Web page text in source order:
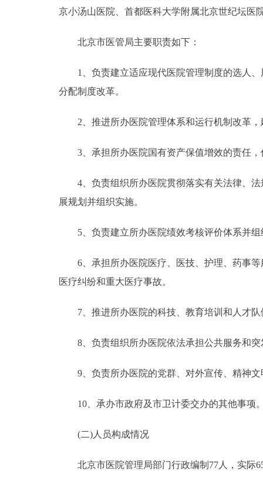
政民互动
12345网上接诉即办
参与调查
多语种
ENGLISH
DEUTSCH
京小汤山医院、首都医科大学附属北京世纪坛医
北京市医管局主要职责如下：
1、负责建立适应现代医院管理制度的选人、
分配制度改革。
2、推进所办医院管理体系和运行机制改革，
3、承担所办医院国有资产保值增效的责任，
4、负责组织所办医院贯彻落实有关法律、法
展规划并组织实施。
5、负责建立所办医院绩效考核评价体系并组
6、承担所办医院医疗、医技、护理、药事等
医疗纠纷和重大医疗事故。
7、推进所办医院的科技、教育培训和人才队
8、负责组织所办医院依法承担公共服务和突
9、负责所办医院的党群、对外宣传、精神文
10、承办市政府及市卫计委交办的其他事项
(二)人员构成情况
北京市医院管理局部门行政编制77人，实际65